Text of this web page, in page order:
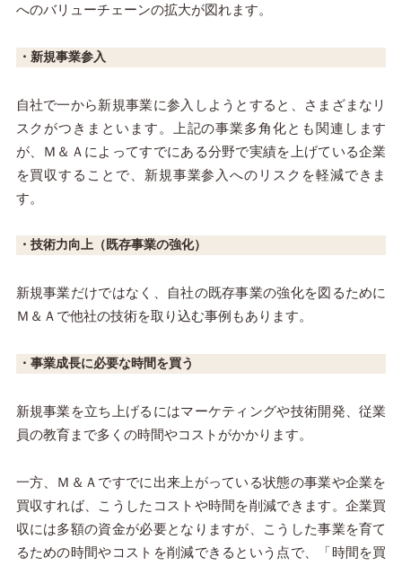
へのバリューチェーンの拡大が図れます。
・新規事業参入
自社で一から新規事業に参入しようとすると、さまざまなリ
スクがつきまといます。上記の事業多角化とも関連します
が、Ｍ＆Ａによってすでにある分野で実績を上げている企業
を買収することで、新規事業参入へのリスクを軽減できま
す。
・技術力向上（既存事業の強化）
新規事業だけではなく、自社の既存事業の強化を図るために
Ｍ＆Ａで他社の技術を取り込む事例もあります。
・事業成長に必要な時間を買う
新規事業を立ち上げるにはマーケティングや技術開発、従業
員の教育まで多くの時間やコストがかかります。
一方、Ｍ＆Ａですでに出来上がっている状態の事業や企業を
買収すれば、こうしたコストや時間を削減できます。企業買
収には多額の資金が必要となりますが、こうした事業を育て
るための時間やコストを削減できるという点で、「時間を買